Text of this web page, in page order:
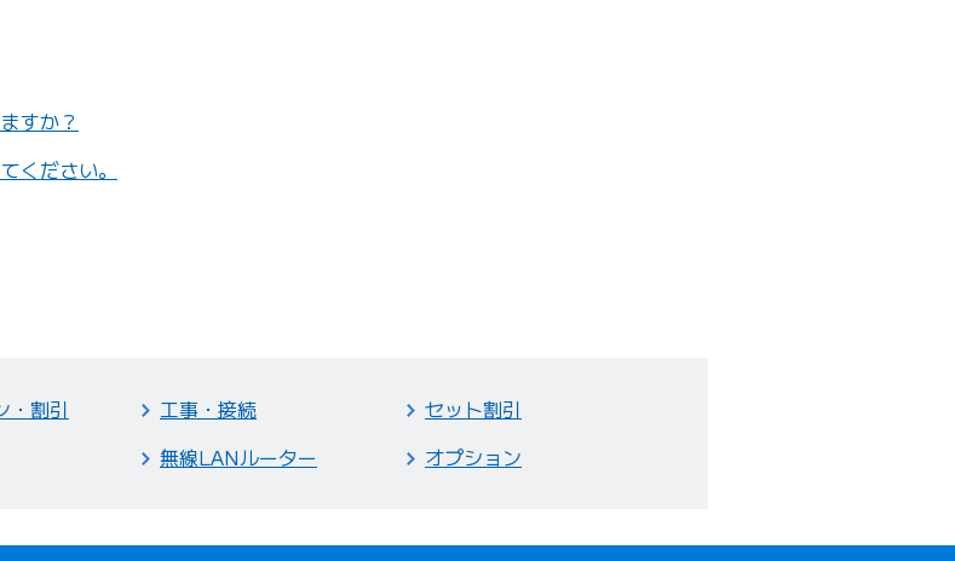
すか？
ください。
・割引 工事・接続
セット割引
無線LANルーター オプション